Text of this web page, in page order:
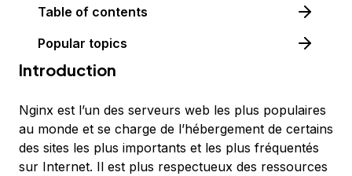
Table of contents
Popular topics
Introduction
Nginx est l’un des serveurs web les plus populaires
au monde et se charge de l’hébergement de certains
des sites les plus importants et les plus fréquentés
sur Internet. Il est plus respectueux des ressources